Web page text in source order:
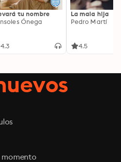
tu nombre
Ónega
4.3
La mala hija
Pedro Martí
4.5